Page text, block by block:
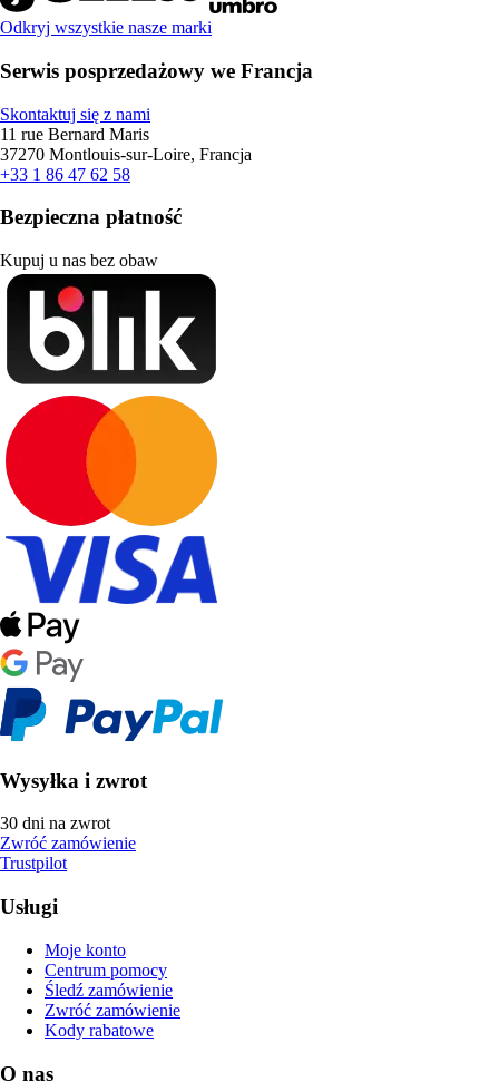
Odkryj wszystkie nasze marki
Serwis posprzedażowy we Francja
Skontaktuj się z nami
11 rue Bernard Maris
37270 Montlouis-sur-Loire, Francja
+33 1 86 47 62 58
Bezpieczna płatność
Kupuj u nas bez obaw
Wysyłka i zwrot
30 dni na zwrot
Zwróć zamówienie
Trustpilot
Usługi
Moje konto
Centrum pomocy
Śledź zamówienie
Zwróć zamówienie
Kody rabatowe
O nas